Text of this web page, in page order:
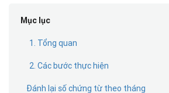
Mục lục
1. Tổng quan
2. Các bước thực hiện
Đánh lại số chứng từ theo tháng